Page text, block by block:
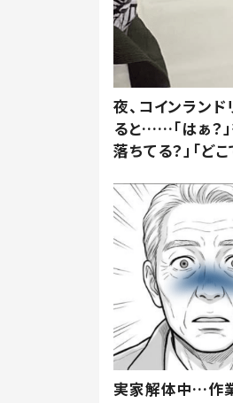
夜、コインラン
ると……「はぁ？」
落ちてる？」「ど
実家解体中…作